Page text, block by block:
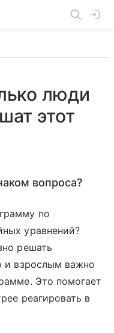
люди
этот
вопроса?
по
уравнений?
решать
и взрослым важно
Это помогает
реагировать в